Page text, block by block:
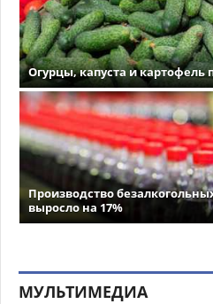
Огурцы, капуста и картофель
Производство
выросло на 17%
МУЛЬТИМЕДИА